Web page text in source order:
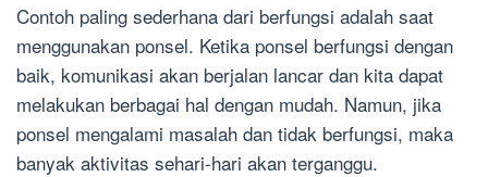
Contoh paling sederhana dari berfungsi adalah saat
menggunakan ponsel. Ketika ponsel berfungsi dengan
baik, komunikasi akan berjalan lancar dan kita dapat
melakukan berbagai hal dengan mudah. Namun, jika
ponsel mengalami masalah dan tidak berfungsi, maka
banyak aktivitas sehari-hari akan terganggu.